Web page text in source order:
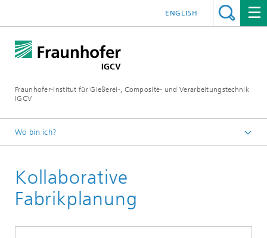
Fraunhofer-Institut für Gießerei-, Composite- und Verarbeitungstechnik
IGCV
ENGLISH
Wo bin ich?
Themen und Technologietransfer
Kollaborative
Fabrikplanung